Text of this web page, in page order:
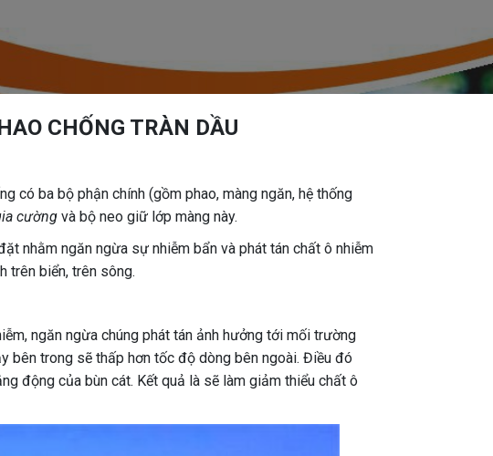
CHỐNG TRÀN DẦU
có ba bộ phận chính (gồm phao, màng ngăn, hệ thống
cường và bộ neo giữ lớp màng này.
nhằm ngăn ngừa sự nhiễm bẩn và phát tán chất ô nhiễm
trên biển, trên sông.
ngăn ngừa chúng phát tán ảnh hưởng tới mối trường
bên trong sẽ thấp hơn tốc độ dòng bên ngoài. Điều đó
động của bùn cát. Kết quả là sẽ làm giảm thiểu chất ô